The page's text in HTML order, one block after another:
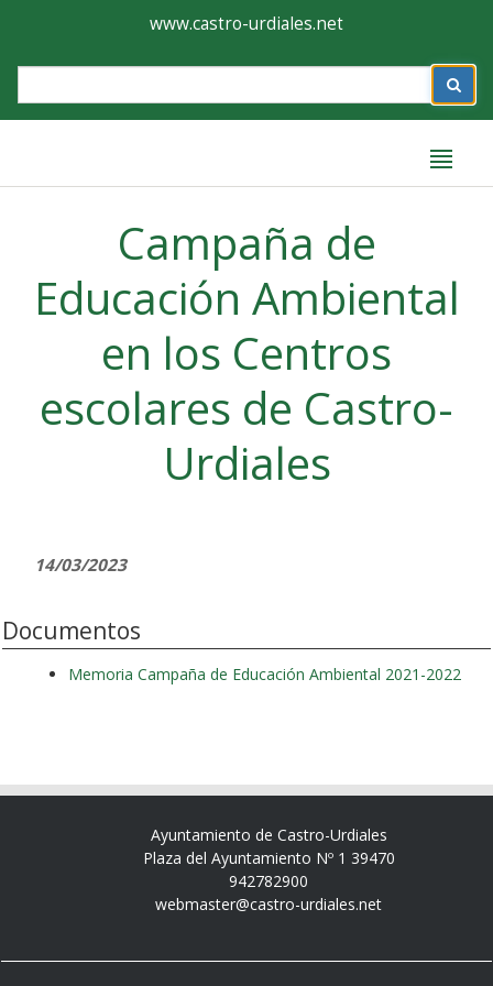
Ayuntamiento
de
Castro-
www.castro-urdiales.net
Campaña de
Educación Ambiental
en los Centros
escolares de Castro-
Urdiales
14/03/2023
Documentos
Memoria Campaña de Educación Ambiental 2021-2022
Ayuntamiento de Castro-Urdiales
Plaza del Ayuntamiento Nº 1 39470
942782900
webmaster@castro-urdiales.net